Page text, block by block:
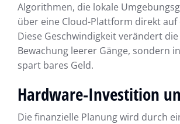
Algorithmen, die lokale
über eine Cloud-Plattform direkt
Diese Geschwindigkeit verändert die
Bewachung leerer Gänge, sondern
spart bares Geld.
Hardware-Investition
Die finanzielle Planung wird durch